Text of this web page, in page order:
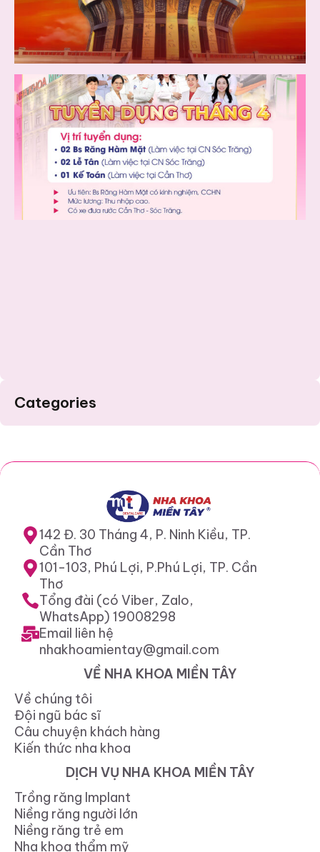
Categories
142 Đ. 30 Tháng 4, P. Ninh Kiều, TP.
Cần Thơ
101-103, Phú Lợi, P.Phú Lợi, TP. Cần
Thơ
Tổng đài (có Viber, Zalo,
WhatsApp) 19008298
Email liên hệ
nhakhoamientay@gmail.com
VỀ NHA KHOA MIỀN TÂY
Về chúng tôi
Đội ngũ bác sĩ
Câu chuyện khách hàng
Kiến thức nha khoa
DỊCH VỤ NHA KHOA MIỀN TÂY
Trồng răng Implant
Niềng răng người lớn
Niềng răng trẻ em
Nha khoa thẩm mỹ